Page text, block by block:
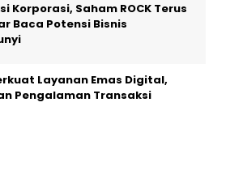
Korporasi, Saham ROCK Terus
Baca Potensi Bisnis
Layanan Emas Digital,
Pengalaman Transaksi